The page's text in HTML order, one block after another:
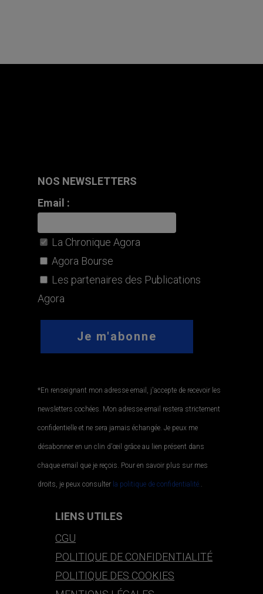
NOS NEWSLETTERS
Email :
La Chronique Agora
Agora Bourse
Les partenaires des Publications
Agora
*En renseignant mon adresse email, j'accepte de recevoir les
newsletters cochées. Mon adresse email restera strictement
confidentielle et ne sera jamais échangée. Je peux me
désabonner en un clin d'œil grâce au lien présent dans
chaque email que je reçois. Pour en savoir plus sur mes
droits, je peux consulter la politique de confidentialité..
LIENS UTILES
CGU
POLITIQUE DE CONFIDENTIALITÉ
POLITIQUE DES COOKIES